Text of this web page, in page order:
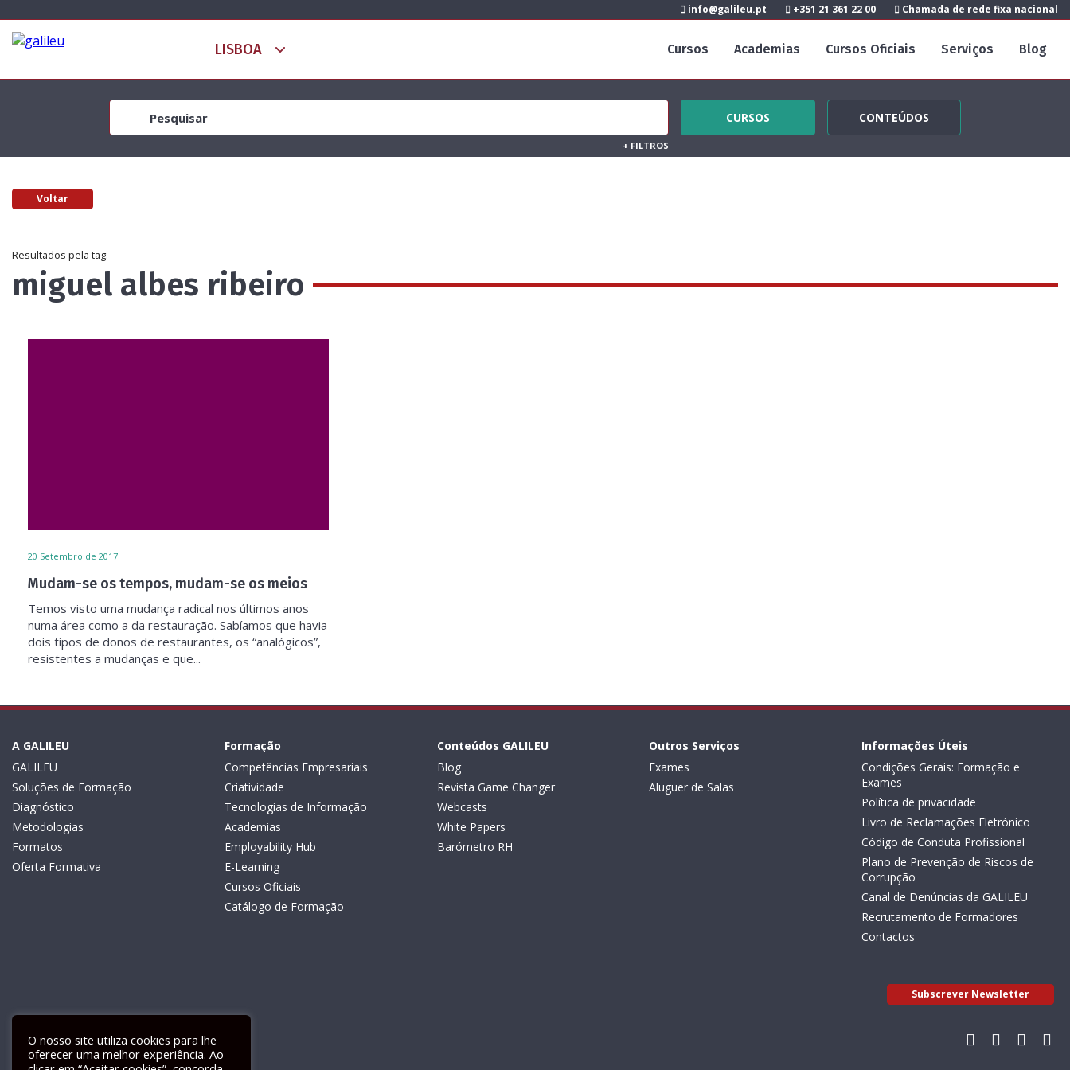
info@galileu.pt +351 21 361 22 00 Chamada de rede fixa nacional
Cursos Academias Cursos Oficiais Serviços Blog
CURSOS CONTEÚDOS
+ FILTROS
Voltar
Resultados pela tag:
miguel albes ribeiro
20 Setembro de 2017
Mudam-se os tempos, mudam-se os meios
Temos visto uma mudança radical nos últimos anos
numa área como a da restauração. Sabíamos que havia
dois tipos de donos de restaurantes, os “analógicos”,
resistentes a mudanças e que...
A GALILEU
GALILEU
Soluções de Formação
Diagnóstico
Metodologias
Formatos
Oferta Formativa
Formação
Competências Empresariais
Criatividade
Tecnologias de Informação
Academias
Employability Hub
E-Learning
Cursos Oficiais
Catálogo de Formação
Conteúdos GALILEU
Blog
Revista Game Changer
Webcasts
White Papers
Barómetro RH
Outros Serviços
Exames
Aluguer de Salas
Informações Úteis
Condições Gerais: Formação e
Exames
Política de privacidade
Livro de Reclamações Eletrónico
Código de Conduta Profissional
Plano de Prevenção de Riscos de
Corrupção
Canal de Denúncias da GALILEU
Recrutamento de Formadores
Contactos
Subscrever Newsletter
O nosso site utiliza cookies para lhe
oferecer uma melhor experiência. Ao